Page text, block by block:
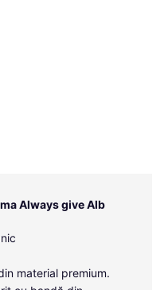
Always give Alb
material premium.